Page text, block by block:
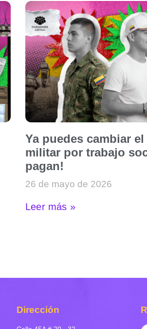
Ya puedes cambiar
militar por trabajo
pagan!
26 de mayo de 2026
Leer más »
Dirección